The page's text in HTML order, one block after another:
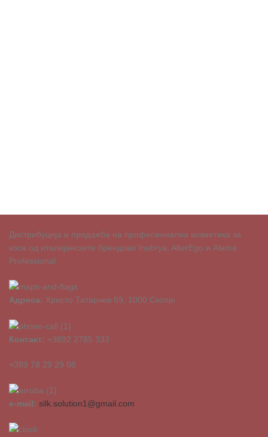
Дистрибуција и продажба на професионална козметика за
коса од италијанските брендови Inebrya, AlterEgo и Alama
Professional.
Адреса: Христо Татарчев 69, 1000 Скопје
Контакт: +3892 2785 333
+389 78 29 29 08
e-mail: silk.solution1@gmail.com